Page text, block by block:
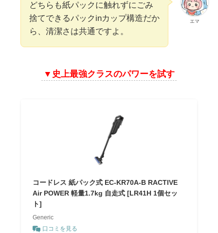
エマ
どちらも紙パックに触れずにごみ
捨てできるパックinカップ構造だか
ら、清潔さは共通ですよ。
▼史上最強クラスのパワーを試す
コードレス 紙パック式 EC-KR70A-B RACTIVE
Air POWER 軽量1.7kg 自走式 [LR41H 1個セッ
ト]
Generic
口コミを見る